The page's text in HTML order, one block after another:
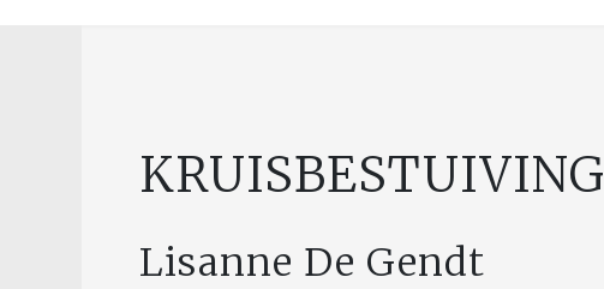
KRUISBESTUIVING
Lisanne De Gendt